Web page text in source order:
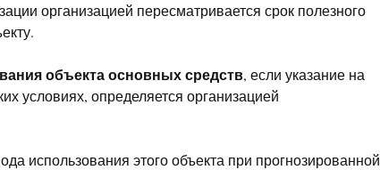
организацией пересматривается срок полезного
объекта основных средств, если указание на
условиях, определяется организацией
использования этого объекта при прогнозированной